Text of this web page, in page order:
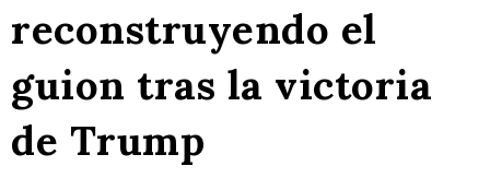
reconstruyendo el
guion tras la victoria
de Trump